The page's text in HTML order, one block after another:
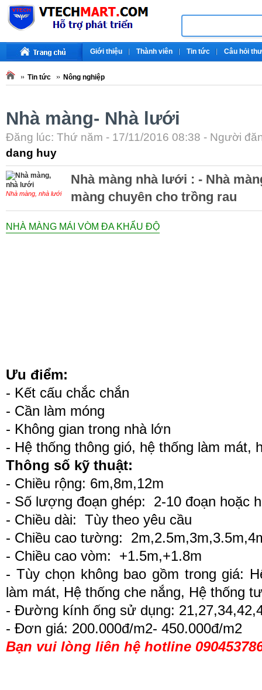
Giới thiệu Thành viên Tin tức Câu hỏi
Tin tức Nông nghiệp
Nhà màng- Nhà lưới
Đăng lúc: Thứ năm - 17/11/2016 08:38 - Người
dang huy
Nhà màng, nhà lưới
Nhà màng nhà lưới : - Nhà
màng chuyên cho trồng rau
NHÀ MÀNG MÁI VÒM ĐA KHẨU ĐỘ
Ưu điểm:
- Kết cấu chắc chắn
- Cần làm móng
- Không gian trong nhà lớn
- Hệ thống thông gió, hệ thống làm mát,
Thông số kỹ thuật:
- Chiều rộng: 6m,8m,12m
- Số lượng đoạn ghép: 2-10 đoạn hoặc
- Chiều dài: Tùy theo yêu cầu
- Chiều cao tường:
- Chiều cao vòm: +1.5m,+1.8m
- Tùy chọn không bao gồm trong giá:
làm mát, Hệ thống che nắng, Hệ thống
- Đường kính ống sử dụng:
- Đơn giá: 200.000đ/m2- 450.000đ/m2
Bạn vui lòng liên hệ hotline